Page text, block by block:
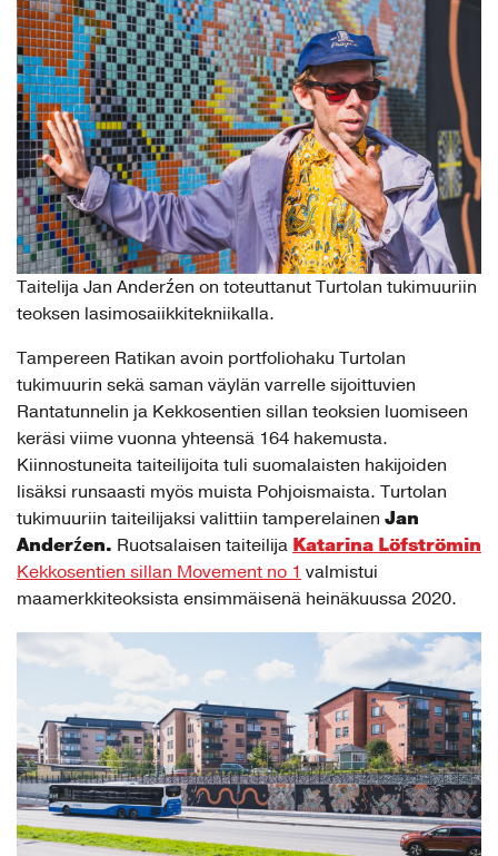
Taitelija Jan Anderźen on toteuttanut Turtolan tukimuuriin
teoksen lasimosaiikkitekniikalla.
Tampereen Ratikan avoin portfoliohaku Turtolan
tukimuurin sekä saman väylän varrelle sijoittuvien
Rantatunnelin ja Kekkosentien sillan teoksien luomiseen
keräsi viime vuonna yhteensä 164 hakemusta.
Kiinnostuneita taiteilijoita tuli suomalaisten hakijoiden
lisäksi runsaasti myös muista Pohjoismaista. Turtolan
tukimuuriin taiteilijaksi valittiin tamperelainen Jan
Anderźen. Ruotsalaisen taiteilija Katarina Löfströmin
Kekkosentien sillan Movement no 1 valmistui
maamerkkiteoksista ensimmäisenä heinäkuussa 2020.